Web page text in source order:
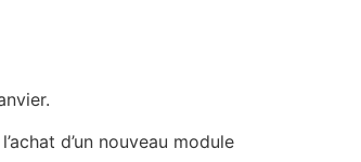
d’un nouveau module